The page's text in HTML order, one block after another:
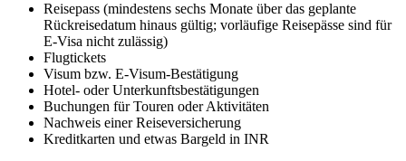
Reisepass (mindestens sechs Monate über das geplante
Rückreisedatum hinaus gültig; vorläufige Reisepässe sind für
E-Visa nicht zulässig)
Flugtickets
Visum bzw. E-Visum-Bestätigung
Hotel- oder Unterkunftsbestätigungen
Buchungen für Touren oder Aktivitäten
Nachweis einer Reiseversicherung
Kreditkarten und etwas Bargeld in INR